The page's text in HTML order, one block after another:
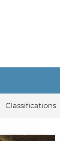
Classifications